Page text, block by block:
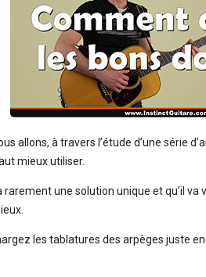
allons, à travers l’étude d’une série
mieux utiliser.
rarement une solution unique et qu’il
les tablatures des arpèges juste en